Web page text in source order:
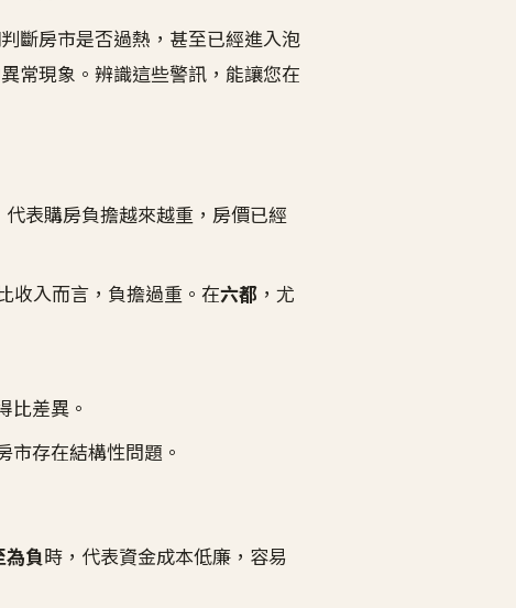
斷房市是否過熱，甚至已經進入泡
常現象。辨識這些警訊，能讓您在
表購房負擔越來越重，房價已經
收入而言，負擔過重。在六都 ，尤
比差異。
市存在結構性問題。
負時，代表資金成本低廉，容易